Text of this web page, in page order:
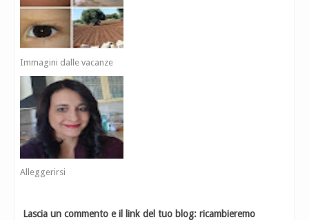
Immagini dalle vacanze
Alleggerirsi
Lascia un commento e il link del tuo blog: ricambieremo